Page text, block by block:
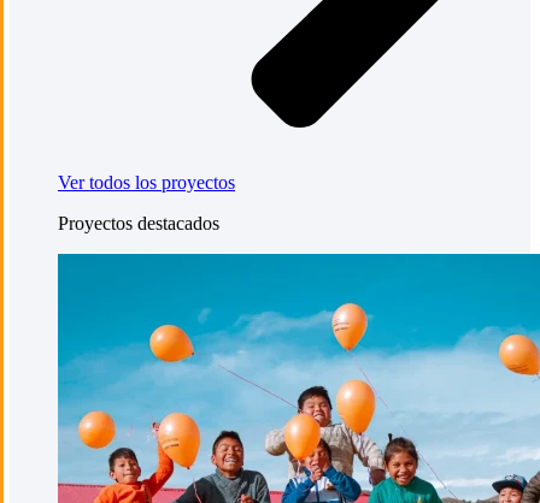
Ver todos los proyectos
Proyectos destacados